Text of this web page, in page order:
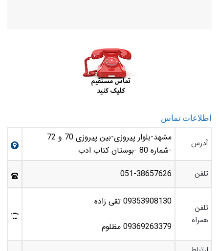
اطلاعات تماس
آدرس
مشهد-بلوار پیروزی-بین پیروزی 70 و 72
-شماره 80 -بوستان کتاب ادب
تلفن 051-38657626
تلفن
همراه
09353908130 تقی زاده
09369263379 مظلوم